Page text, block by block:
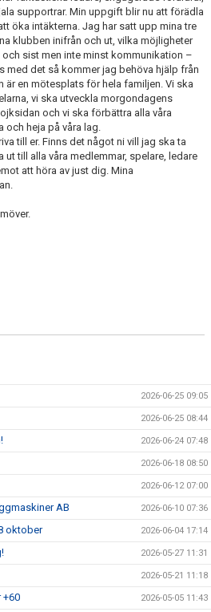
supportrar. Min uppgift blir nu att förädla
öka intäkterna. Jag har satt upp mina tre
klubben inifrån och ut, vilka möjligheter
sist men inte minst kommunikation –
med det så kommer jag behöva hjälp från
är en mötesplats för hela familjen. Vi ska
vi ska utveckla morgondagens
och vi ska förbättra alla våra
och heja på våra lag.
till er. Finns det något ni vill jag ska ta
till alla våra medlemmar, spelare, ledare
att höra av just dig. Mina
2026-06-25 09:05
2026-06-25 08:44
2026-06-24 07:48
2026-06-18 08:50
2026-06-12 07:00
AB 2026-06-10 07:36
oktober 2026-06-04 17:14
2026-05-27 11:31
2026-05-21 11:18
+60 2026-05-05 11:43